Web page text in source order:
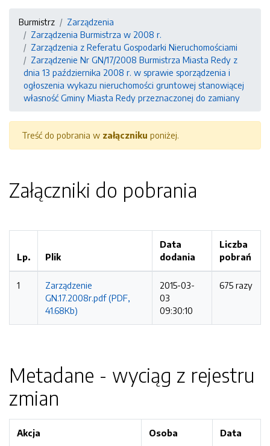
Burmistrz
Zarządzenia
Zarządzenia Burmistrza w 2008 r.
Zarządzenia z Referatu Gospodarki Nieruchomościami
Zarządzenie Nr GN/17/2008 Burmistrza Miasta Redy z
dnia 13 października 2008 r. w sprawie sporządzenia i
ogłoszenia wykazu nieruchomości gruntowej stanowiącej
własność Gminy Miasta Redy przeznaczonej do zamiany
Treść do pobrania w załączniku poniżej.
Załączniki do pobrania
Lp. Plik
Data
dodania
Liczba
pobrań
1
Zarządzenie
GN.17.2008r.pdf (PDF,
41.68Kb)
2015-03-
03
09:30:10
675 razy
Metadane - wyciąg z rejestru
zmian
Akcja Osoba Data